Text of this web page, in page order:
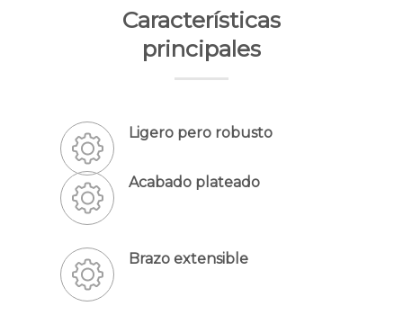
Características
principales
Ligero pero robusto
Acabado plateado
Brazo extensible